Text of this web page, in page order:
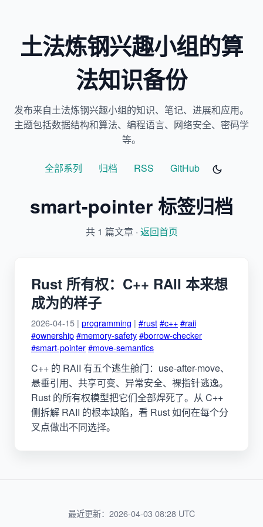
土法炼钢兴趣小组的算
法知识备份
发布来自土法炼钢兴趣小组的知识、笔记、进展和应用。
主题包括数据结构和算法、编程语言、网络安全、密码学
等。
全部系列 归档 RSS GitHub
smart-pointer 标签归档
共 1 篇文章 · 返回首页
Rust 所有权：C++ RAII 本来想
成为的样子
2026-04-15 | programming | #rust#c++#raii
#ownership#memory-safety#borrow-checker
#smart-pointer#move-semantics
C++ 的 RAII 有五个逃生舱门：use-after-move、
悬垂引用、共享可变、异常安全、裸指针逃逸。
Rust 的所有权模型把它们全部焊死了。从 C++
侧拆解 RAII 的根本缺陷，看 Rust 如何在每个分
叉点做出不同选择。
最近更新：2026-04-03 08:28 UTC